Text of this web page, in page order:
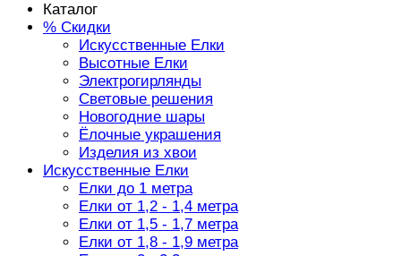
Каталог
% Скидки
Искусственные Елки
Высотные Елки
Электрогирлянды
Световые решения
Новогодние шары
Ёлочные украшения
Изделия из хвои
Искусственные Елки
Елки до 1 метра
Елки от 1,2 - 1,4 метра
Елки от 1,5 - 1,7 метра
Елки от 1,8 - 1,9 метра